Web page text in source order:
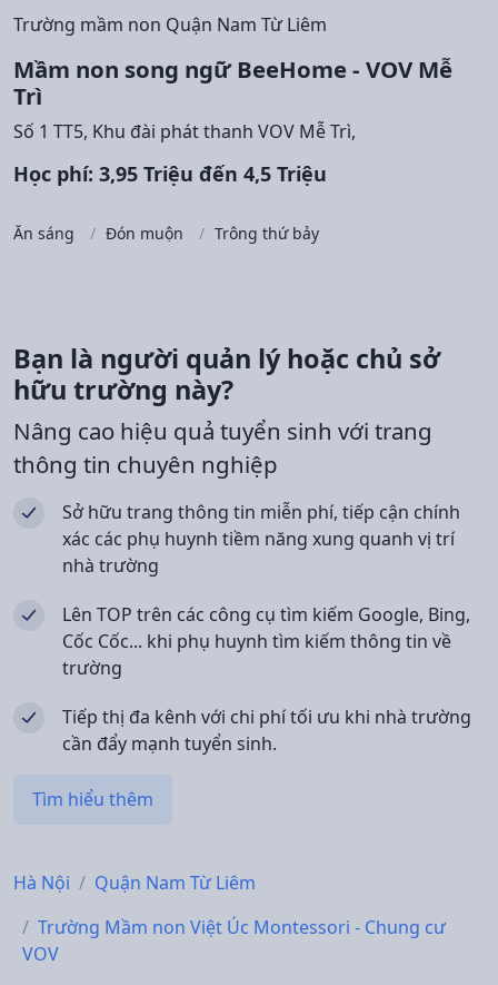
Trường mầm non Quận Nam Từ Liêm
Mầm non song ngữ BeeHome - VOV Mễ
Trì
Số 1 TT5, Khu đài phát thanh VOV Mễ Trì,
Học phí: 3,95 Triệu đến 4,5 Triệu
Ăn sáng Đón muộn Trông thứ bảy
Bạn là người quản lý hoặc chủ sở
hữu trường này?
Nâng cao hiệu quả tuyển sinh với trang
thông tin chuyên nghiệp
Sở hữu trang thông tin miễn phí, tiếp cận chính
xác các phụ huynh tiềm năng xung quanh vị trí
nhà trường
Lên TOP trên các công cụ tìm kiếm Google, Bing,
Cốc Cốc... khi phụ huynh tìm kiếm thông tin về
trường
Tiếp thị đa kênh với chi phí tối ưu khi nhà trường
cần đẩy mạnh tuyển sinh.
Tìm hiểu thêm
Hà Nội
Quận Nam Từ Liêm
Trường Mầm non Việt Úc Montessori - Chung cư
VOV